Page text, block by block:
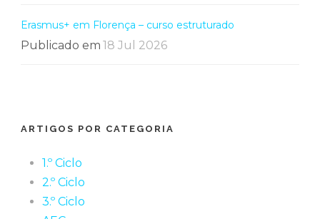
Erasmus+ em Florença – curso estruturado
Publicado em 18 Jul 2026
ARTIGOS POR CATEGORIA
1.º Ciclo
2.º Ciclo
3.º Ciclo